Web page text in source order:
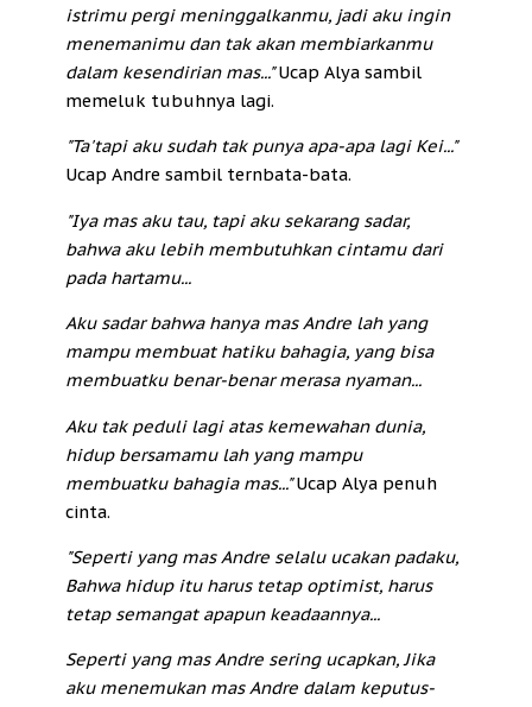
istrimu pergi meninggalkanmu, jadi aku ingin
menemanimu dan tak akan membiarkanmu
dalam kesendirian mas..."Ucap Alya sambil
memeluk tubuhnya lagi.
"Ta'tapi aku sudah tak punya apa-apa lagi Kei..."
Ucap Andre sambil ternbata-bata.
"Iya mas aku tau, tapi aku sekarang sadar,
bahwa aku lebih membutuhkan cintamu dari
pada hartamu...
Aku sadar bahwa hanya mas Andre lah yang
mampu membuat hatiku bahagia, yang bisa
membuatku benar-benar merasa nyaman...
Aku tak peduli lagi atas kemewahan dunia,
hidup bersamamu lah yang mampu
membuatku bahagia mas..."Ucap Alya penuh
cinta.
"Seperti yang mas Andre selalu ucakan padaku,
Bahwa hidup itu harus tetap optimist, harus
tetap semangat apapun keadaannya...
Seperti yang mas Andre sering ucapkan, Jika
aku menemukan mas Andre dalam keputus-